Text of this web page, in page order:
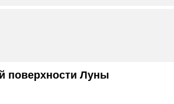
поверхности Луны